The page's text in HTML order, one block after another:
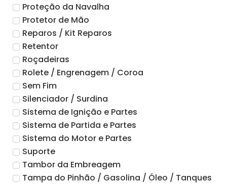
Proteção da Navalha
Protetor de Mão
Reparos / Kit Reparos
Retentor
Roçadeiras
Rolete / Engrenagem / Coroa
Sem Fim
Silenciador / Surdina
Sistema de Ignição e Partes
Sistema de Partida e Partes
Sistema do Motor e Partes
Suporte
Tambor da Embreagem
Tampa do Pinhão / Gasolina / Óleo / Tanques